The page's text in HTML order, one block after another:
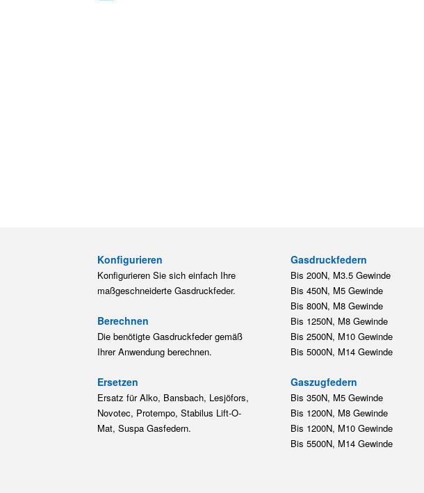
Konfigurieren
Konfigurieren Sie sich einfach Ihre
maßgeschneiderte Gasdruckfeder.
Berechnen
Die benötigte Gasdruckfeder gemäß
Ihrer Anwendung berechnen.
Ersetzen
Ersatz für Alko, Bansbach, Lesjöfors,
Novotec, Protempo, Stabilus Lift-O-
Mat, Suspa Gasfedern.
Gasdruckfedern
Bis 200N, M3.5 Gewinde
Bis 450N, M5 Gewinde
Bis 800N, M8 Gewinde
Bis 1250N, M8 Gewinde
Bis 2500N, M10 Gewinde
Bis 5000N, M14 Gewinde
Gaszugfedern
Bis 350N, M5 Gewinde
Bis 1200N, M8 Gewinde
Bis 1200N, M10 Gewinde
Bis 5500N, M14 Gewinde